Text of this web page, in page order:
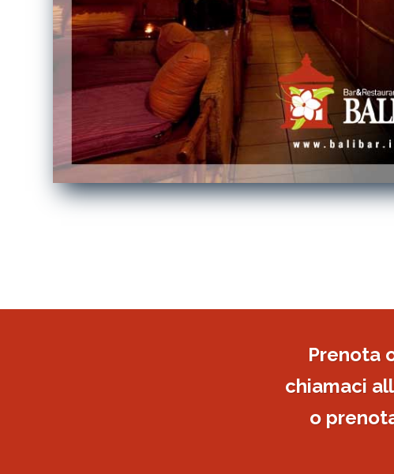
Prenota
chiamaci
o